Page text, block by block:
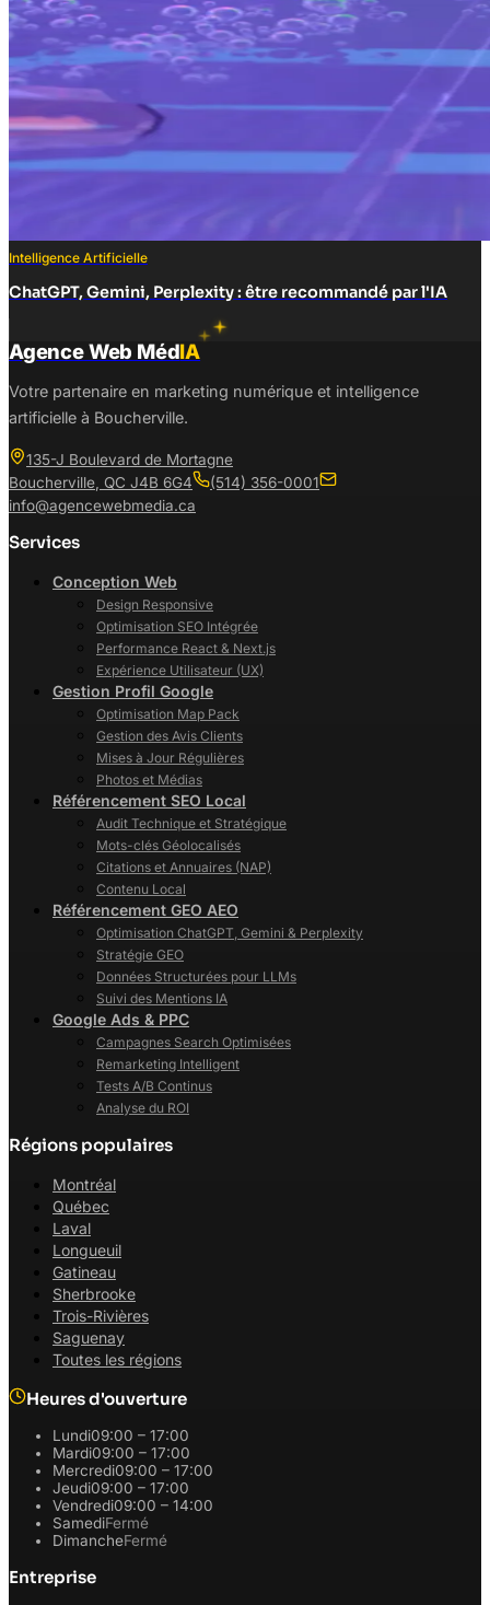
Intelligence Artificielle
ChatGPT, Gemini, Perplexity : être recommandé par l'IA
Agence Web MédIA
Votre partenaire en marketing numérique et intelligence
artificielle à Boucherville.
135-J Boulevard de Mortagne
Boucherville QC J4B 6G4
(514) 356-0001
info@agencewebmedia.ca
Services
Conception Web
Design Responsive
Optimisation SEO Intégrée
Performance React & Next.js
Expérience Utilisateur (UX)
Gestion Profil Google
Optimisation Map Pack
Gestion des Avis Clients
Mises à Jour Régulières
Photos et Médias
Référencement SEO Local
Audit Technique et Stratégique
Mots-clés Géolocalisés
Citations et Annuaires (NAP)
Contenu Local
Référencement GEO AEO
Optimisation ChatGPT, Gemini & Perplexity
Stratégie GEO
Données Structurées pour LLMs
Suivi des Mentions IA
Google Ads & PPC
Campagnes Search Optimisées
Remarketing Intelligent
Tests A/B Continus
Analyse du ROI
Régions populaires
Montréal
Québec
Laval
Longueuil
Gatineau
Sherbrooke
Trois-Rivières
Saguenay
Toutes les régions
Heures d'ouverture
Lundi09:00 – 17:00
Mardi09:00 – 17:00
Mercredi09:00 – 17:00
Jeudi09:00 – 17:00
Vendredi09:00 – 14:00
SamediFermé
DimancheFermé
Entreprise